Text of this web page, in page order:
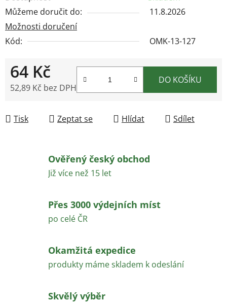
Můžeme doručit do:
11.8.2026
Možnosti doručení
Kód:
OMK-13-127
64 Kč
52,89 Kč bez DPH
DO KOŠÍKU
Tisk Zeptat se Hlídat Sdílet
Ověřený český obchod
Již více než 15 let
Přes 3000 výdejních míst
po celé ČR
Okamžitá expedice
produkty máme skladem k odeslání
Skvělý výběr